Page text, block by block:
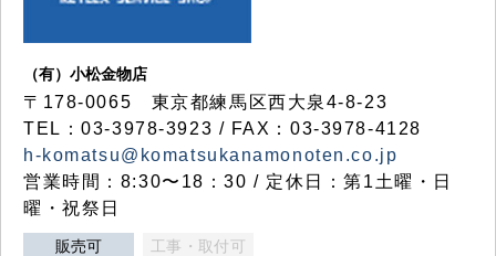
（有）小松金物店
〒178-0065 東京都練馬区西大泉4-8-23
TEL：03-3978-3923 / FAX：03-3978-4128
h-komatsu@komatsukanamonoten.co.jp
営業時間：8:30〜18：30 / 定休日：第1土曜・日
曜・祝祭日
販売可 工事・取付可